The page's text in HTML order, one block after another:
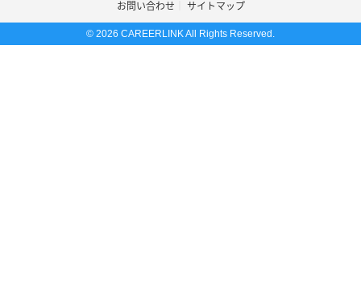
お問い合わせ
サイトマップ
© 2026 CAREERLINK All Rights Reserved.